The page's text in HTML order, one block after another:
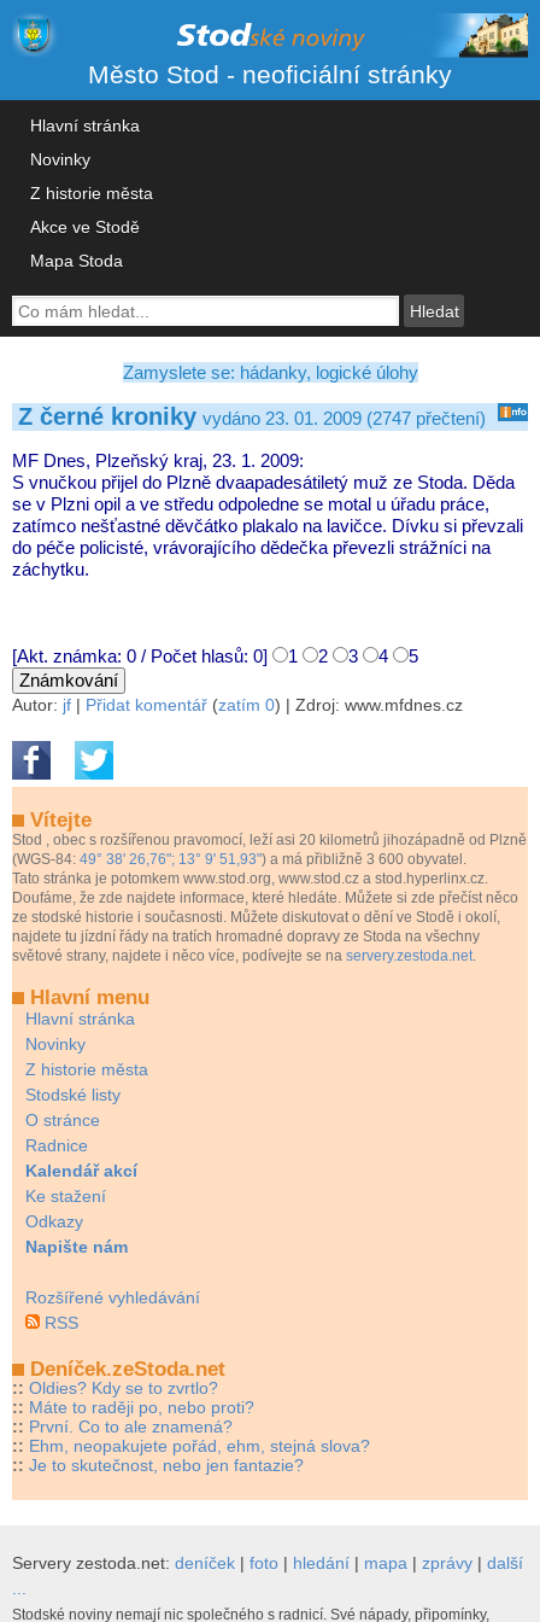
Město Stod - neoficiální stránky
Hlavní stránka
Novinky
Z historie města
Akce ve Stodě
Mapa Stoda
Zamyslete se: hádanky, logické úlohy
Z černé kroniky vydáno 23. 01. 2009 (2747 přečtení)
MF Dnes, Plzeňský kraj, 23. 1. 2009:
S vnučkou přijel do Plzně dvaapadesátiletý muž ze Stoda. Děda
se v Plzni opil a ve středu odpoledne se motal u úřadu práce,
zatímco nešťastné děvčátko plakalo na lavičce. Dívku si převzali
do péče policisté, vrávorajícího dědečka převezli strážníci na
záchytku.
[Akt. známka: 0 / Počet hlasů: 0] 1 2 3 4 5
Autor: jf | Přidat komentář (zatím 0) | Zdroj: www.mfdnes.cz
Vítejte
Stod , obec s rozšířenou pravomocí, leží asi 20 kilometrů jihozápadně od Plzně
(WGS-84: 49° 38' 26,76"; 13° 9' 51,93") a má přibližně 3 600 obyvatel.
Tato stránka je potomkem www.stod.org, www.stod.cz a stod.hyperlinx.cz.
Doufáme, že zde najdete informace, které hledáte. Můžete si zde přečíst něco
ze stodské historie i současnosti. Můžete diskutovat o dění ve Stodě i okolí,
najdete tu jízdní řády na tratích hromadné dopravy ze Stoda na všechny
světové strany, najdete i něco více, podívejte se na servery.zestoda.net.
Hlavní menu
Hlavní stránka
Novinky
Z historie města
Stodské listy
O stránce
Radnice
Kalendář akcí
Ke stažení
Odkazy
Napište nám
Rozšířené vyhledávání
RSS
Deníček.zeStoda.net
:: Oldies? Kdy se to zvrtlo?
:: Máte to raději po, nebo proti?
:: První. Co to ale znamená?
:: Ehm, neopakujete pořád, ehm, stejná slova?
:: Je to skutečnost, nebo jen fantazie?
Servery zestoda.net: deníček | foto | hledání | mapa | zprávy | další
Stodské noviny nemají nic společného s radnicí. Své nápady, připomínky,